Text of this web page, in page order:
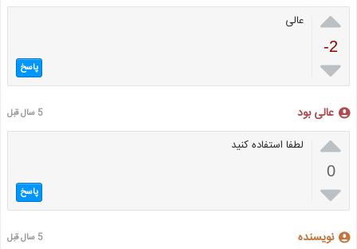

-2

عالی
پاسخ
عالی بود 5 سال قبل

0

لطفا استفاده کنید
پاسخ
نویسنده 5 سال قبل